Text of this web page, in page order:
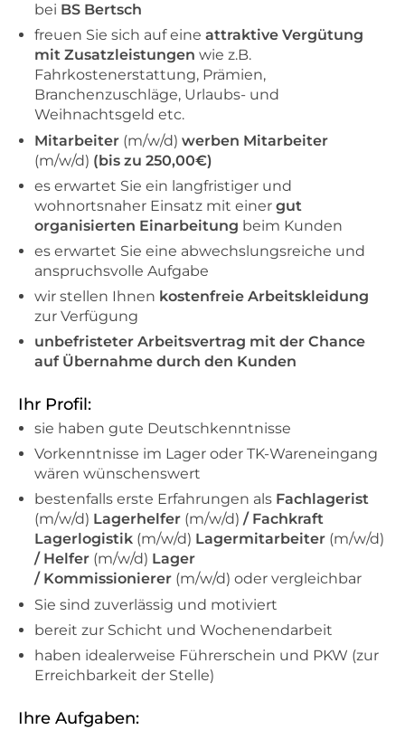
bei BS Bertsch
freuen Sie sich auf eine attraktive Vergütung
mit Zusatzleistungen wie z.B.
Fahrkostenerstattung, Prämien,
Branchenzuschläge, Urlaubs- und
Weihnachtsgeld etc.
Mitarbeiter (m/w/d) werben Mitarbeiter
(m/w/d) (bis zu 250,00€)
es erwartet Sie ein langfristiger und
wohnortsnaher Einsatz mit einer gut
organisierten Einarbeitung beim Kunden
es erwartet Sie eine abwechslungsreiche und
anspruchsvolle Aufgabe
wir stellen Ihnen kostenfreie Arbeitskleidung
zur Verfügung
unbefristeter Arbeitsvertrag mit der Chance
auf Übernahme durch den Kunden
Ihr Profil:
sie haben gute Deutschkenntnisse
Vorkenntnisse im Lager oder TK-Wareneingang
wären wünschenswert
bestenfalls erste Erfahrungen als Fachlagerist
(m/w/d) Lagerhelfer (m/w/d) / Fachkraft
Lagerlogistik (m/w/d) Lagermitarbeiter (m/w/d)
/ Helfer (m/w/d) Lager
/ Kommissionierer (m/w/d) oder vergleichbar
Sie sind zuverlässig und motiviert
bereit zur Schicht und Wochenendarbeit
haben idealerweise Führerschein und PKW (zur
Erreichbarkeit der Stelle)
Ihre Aufgaben: